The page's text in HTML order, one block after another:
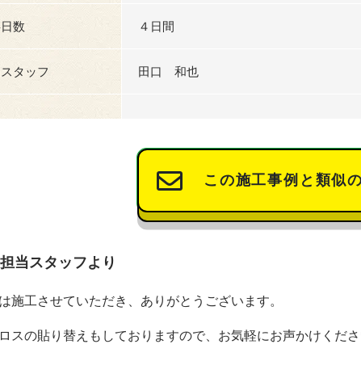
数 ４日間
タッフ 田口 和也
この施工事例と類似
担当スタッフより
施工させていただき、ありがとうございます。
スの貼り替えもしておりますので、お気軽にお声かけくださ